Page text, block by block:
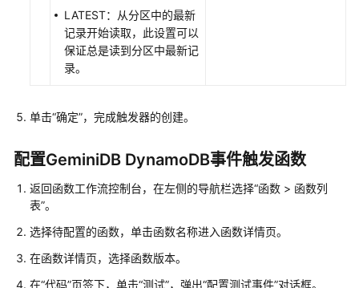
述
使
触
器
用
网
关
LATEST：从分区中的最新
记录开始读取，此设置可以
保证总是读到分区中最新记
录。
单击“确定”，完成触发器的创建。
配置GeminiDB DynamoDB事件触发函数
返回函数工作流控制台，在左侧的导航栏选择“函数 > 函数列
表”。
选择待配置的函数，单击函数名称进入函数详情页。
在函数详情页，选择函数版本。
在“代码”页签下，单击“测试”，弹出“配置测试事件”对话框。